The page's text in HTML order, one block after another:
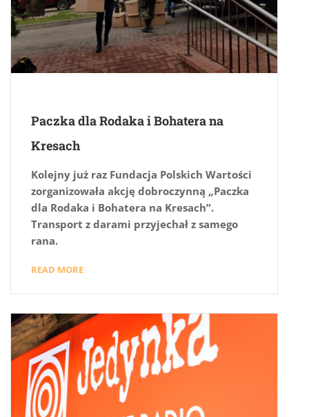
Paczka dla Rodaka i Bohatera na
Kresach
Kolejny już raz Fundacja Polskich Wartości
zorganizowała akcję dobroczynną „Paczka
dla Rodaka i Bohatera na Kresach”.
Transport z darami przyjechał z samego
rana.
READ MORE